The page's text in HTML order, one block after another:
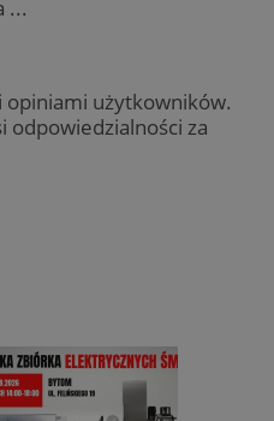
...
użytkowników.
odpowiedzialności za